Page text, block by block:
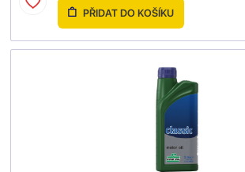
PŘIDAT DO KOŠÍKU